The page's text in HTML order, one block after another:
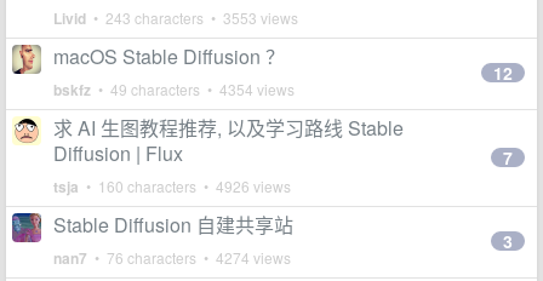
Livid • 243 characters • 3553 views
macOS Stable Diffusion ？
bskfz • 49 characters • 4354 views
12
求 AI 生图教程推荐, 以及学习路线 Stable
Diffusion | Flux
tsja • 160 characters • 4926 views
7
Stable Diffusion 自建共享站
nan7 • 76 characters • 4274 views
3